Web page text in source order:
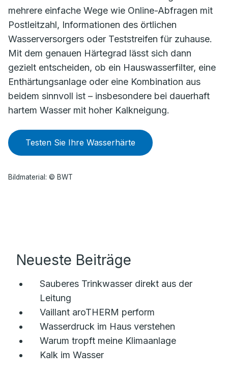
mehrere einfache Wege wie Online-Abfragen mit
Postleitzahl, Informationen des örtlichen
Wasserversorgers oder Teststreifen für zuhause.
Mit dem genauen Härtegrad lässt sich dann
gezielt entscheiden, ob ein Hauswasserfilter, eine
Enthärtungsanlage oder eine Kombination aus
beidem sinnvoll ist – insbesondere bei dauerhaft
hartem Wasser mit hoher Kalkneigung.
Testen Sie Ihre Wasserhärte
Bildmaterial: © BWT
Neueste Beiträge
Sauberes Trinkwasser direkt aus der
Leitung
Vaillant aroTHERM perform
Wasserdruck im Haus verstehen
Warum tropft meine Klimaanlage
Kalk im Wasser